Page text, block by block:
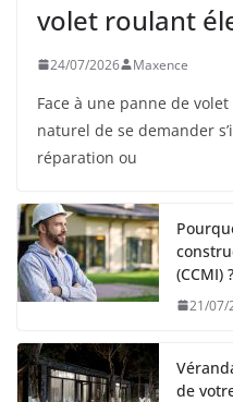
volet roulant
24/07/2026 Maxence
Face à une panne de
naturel de se demander
réparation ou
(CCMI) ?
21/07/
de